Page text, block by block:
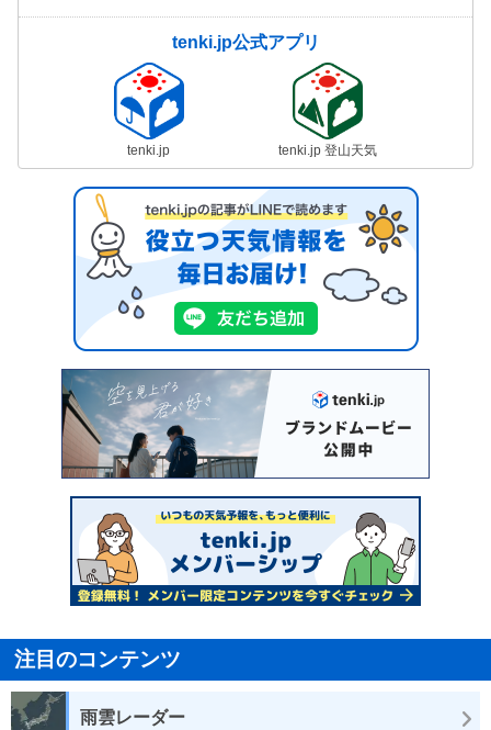
tenki.jp公式アプリ
tenki.jp tenki.jp 登山天気
注目のコンテンツ
雨雲レーダー